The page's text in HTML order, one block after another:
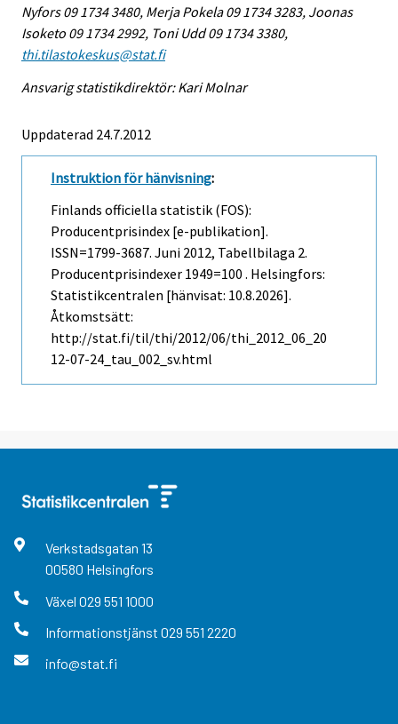
Nyfors 09 1734 3480, Merja Pokela 09 1734 3283, Joonas
Isoketo 09 1734 2992, Toni Udd 09 1734 3380,
thi.tilastokeskus@stat.fi
Ansvarig statistikdirektör: Kari Molnar
Uppdaterad 24.7.2012
Instruktion för hänvisning:
Finlands officiella statistik (FOS):
Producentprisindex [e-publikation].
ISSN=1799-3687. Juni 2012, Tabellbilaga 2.
Producentprisindexer 1949=100 . Helsingfors:
Statistikcentralen [hänvisat: 10.8.2026].
Åtkomstsätt:
http://stat.fi/til/thi/2012/06/thi_2012_06_20
12-07-24_tau_002_sv.html
Verkstadsgatan 13
00580 Helsingfors
Växel 029 551 1000
Informationstjänst 029 551 2220
info@stat.fi